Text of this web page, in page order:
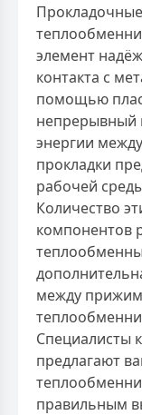
элемент
контакта с
помощью
непрерывный
энергии
прокладки
рабочей
Количество
компонентов
между
Специалисты
предлагают
правильным